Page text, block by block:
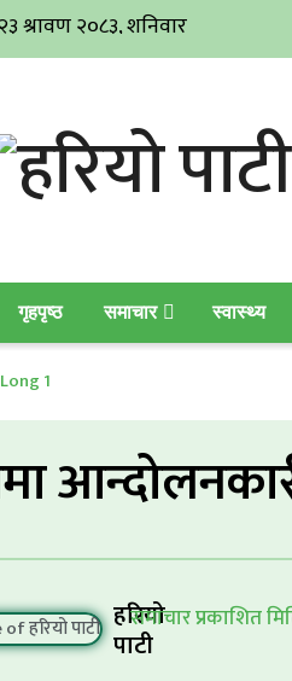
गृहपृष्ठ समाचार स्वास्थ्य
हरियो
पाटी
समाचार प्रकाशित